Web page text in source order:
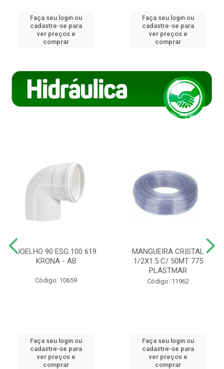
Faça seu login ou
cadastre-se para
ver preços e
comprar
Faça seu login ou
cadastre-se para
ver preços e
comprar
JOELHO 90 ESG 100 619
KRONA - AB
Código: 10659
Faça seu login ou
cadastre-se para
ver preços e
comprar
MANGUEIRA CRISTAL
1/2X1.5 C/ 50MT 775
PLASTMAR
Código: 11962
Faça seu login ou
cadastre-se para
ver preços e
comprar